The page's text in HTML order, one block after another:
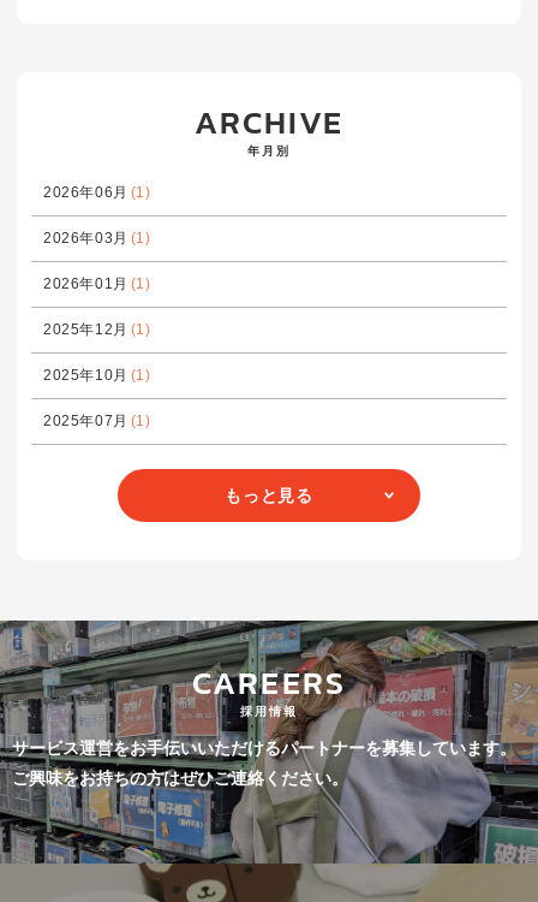
ARCHIVE
年月別
2026年06月 (1)
2026年03月 (1)
2026年01月 (1)
2025年12月 (1)
2025年10月 (1)
2025年07月 (1)
もっと見る
CAREERS
採用情報
サービス運営をお手伝いいただけるパートナーを募集しています。
ご興味をお持ちの方はぜひご連絡ください。